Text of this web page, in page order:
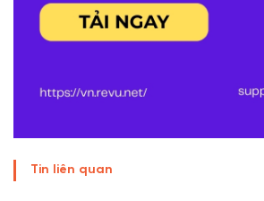
Tin liên quan